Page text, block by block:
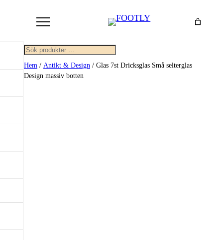
Sök
Hem / Antikt & Design / Glas 7st Dricksglas Små selterglas
Design massiv botten